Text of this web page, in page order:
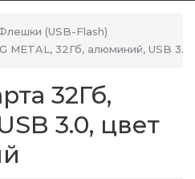
(USB-Flash)
METAL, 32Гб, алюминий, USB 3.0
32Гб,
3.0, цвет